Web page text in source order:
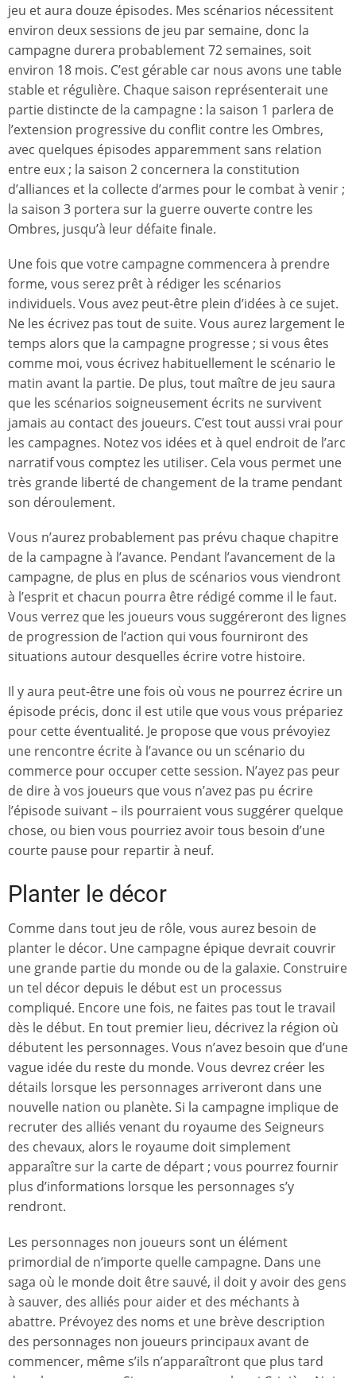
jeu et aura douze épisodes. Mes scénarios nécessitent
environ deux sessions de jeu par semaine, donc la
campagne durera probablement 72 semaines, soit
environ 18 mois. C’est gérable car nous avons une table
stable et régulière. Chaque saison représenterait une
partie distincte de la campagne : la saison 1 parlera de
l’extension progressive du conflit contre les Ombres,
avec quelques épisodes apparemment sans relation
entre eux ; la saison 2 concernera la constitution
d’alliances et la collecte d’armes pour le combat à venir ;
la saison 3 portera sur la guerre ouverte contre les
Ombres, jusqu’à leur défaite finale.
Une fois que votre campagne commencera à prendre
forme, vous serez prêt à rédiger les scénarios
individuels. Vous avez peut-être plein d’idées à ce sujet.
Ne les écrivez pas tout de suite. Vous aurez largement le
temps alors que la campagne progresse ; si vous êtes
comme moi, vous écrivez habituellement le scénario le
matin avant la partie. De plus, tout maître de jeu saura
que les scénarios soigneusement écrits ne survivent
jamais au contact des joueurs. C’est tout aussi vrai pour
les campagnes. Notez vos idées et à quel endroit de l’arc
narratif vous comptez les utiliser. Cela vous permet une
très grande liberté de changement de la trame pendant
son déroulement.
Vous n’aurez probablement pas prévu chaque chapitre
de la campagne à l’avance. Pendant l’avancement de la
campagne, de plus en plus de scénarios vous viendront
à l’esprit et chacun pourra être rédigé comme il le faut.
Vous verrez que les joueurs vous suggéreront des lignes
de progression de l’action qui vous fourniront des
situations autour desquelles écrire votre histoire.
Il y aura peut-être une fois où vous ne pourrez écrire un
épisode précis, donc il est utile que vous vous prépariez
pour cette éventualité. Je propose que vous prévoyiez
une rencontre écrite à l’avance ou un scénario du
commerce pour occuper cette session. N’ayez pas peur
de dire à vos joueurs que vous n’avez pas pu écrire
l’épisode suivant – ils pourraient vous suggérer quelque
chose, ou bien vous pourriez avoir tous besoin d’une
courte pause pour repartir à neuf.
Planter le décor
Comme dans tout jeu de rôle, vous aurez besoin de
planter le décor. Une campagne épique devrait couvrir
une grande partie du monde ou de la galaxie. Construire
un tel décor depuis le début est un processus
compliqué. Encore une fois, ne faites pas tout le travail
dès le début. En tout premier lieu, décrivez la région où
débutent les personnages. Vous n’avez besoin que d’une
vague idée du reste du monde. Vous devrez créer les
détails lorsque les personnages arriveront dans une
nouvelle nation ou planète. Si la campagne implique de
recruter des alliés venant du royaume des Seigneurs
des chevaux, alors le royaume doit simplement
apparaître sur la carte de départ ; vous pourrez fournir
plus d’informations lorsque les personnages s’y
rendront.
Les personnages non joueurs sont un élément
primordial de n’importe quelle campagne. Dans une
saga où le monde doit être sauvé, il doit y avoir des gens
à sauver, des alliés pour aider et des méchants à
abattre. Prévoyez des noms et une brève description
des personnages non joueurs principaux avant de
commencer, même s’ils n’apparaîtront que plus tard